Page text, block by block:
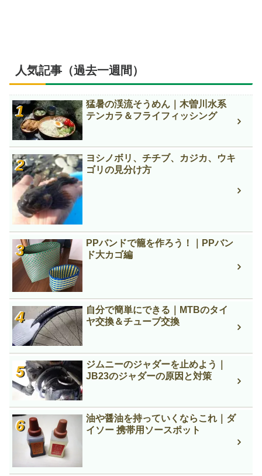
人気記事（過去一週間）
猛暑の渓流そうめん｜木曽川水系
テンカラ＆フライフィッシング
ヨシノボリ、チチブ、カジカ、ウキ
ゴリの見分け方
PPバンドで籠を作ろう！｜PPバン
ド大カゴ編
自分で簡単にできる｜MTBのタイ
ヤ交換＆チューブ交換
ジムニーのジャダーを止めよう｜
JB23のジャダーの原因と対策
油や醤油を持っていくならこれ｜ダ
イソー 携帯用ソースポット